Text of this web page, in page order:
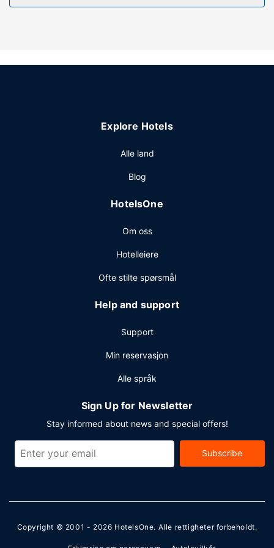
fi (inkludert).
Explore Hotels
Alle land
Blog
HotelsOne
Om oss
Hotelleiere
Ofte stilte spørsmål
Help and support
Support
Min reservasjon
Alle språk
Sign Up for Newsletter
Stay informed about news and special offers!
Subscribe
Copyright © 2001 - 2026 HotelsOne. Alle rettigheter forbeholdt.